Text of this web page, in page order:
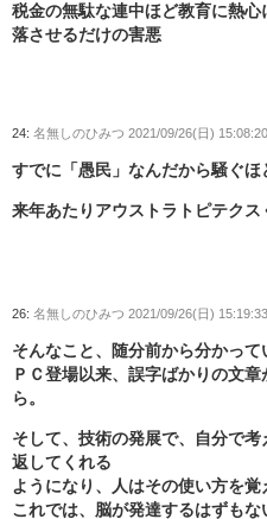
税金の無駄な連中ほど教育に熱
落させるだけの害悪
24: 名無しのひみつ 2021/09/26(日)
すでに「愚民」なんだから騒ぐほ
来年あたりアウストラトピテクス
26: 名無しのひみつ 2021/09/26(日)
そんなこと、随分前から分かって
ＰＣ登場以来、誤字ばかりの文
ら。
そして、技術の発展で、自分で
返してくれる
ようになり、人はその使い方を覚
これでは、脳が発達するはずもな